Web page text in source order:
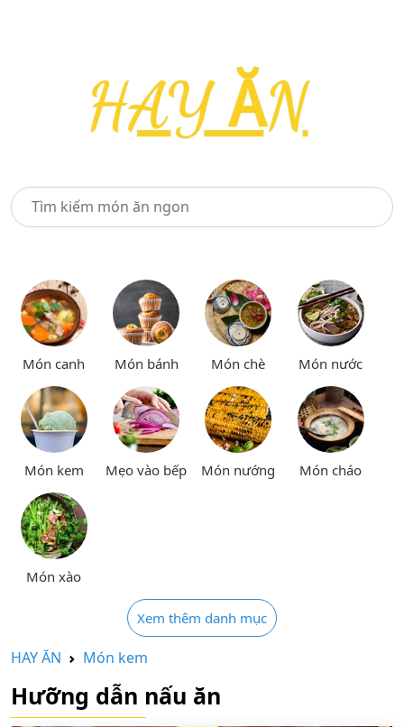
Món canh Món bánh Món chè Món nước
Món kem Mẹo vào bếp Món nướng Món cháo
Món xào
Xem thêm danh mục
HAY ĂN Món kem
Hưỡng dẫn nấu ăn